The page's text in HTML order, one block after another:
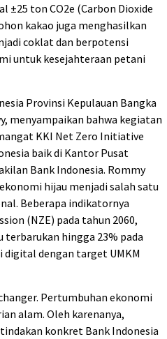
ton CO2e (Carbon Dioxide
kakao juga menghasilkan
coklat dan berpotensi
untuk kesejahteraan petani
Provinsi Kepulauan Bangka
menyampaikan bahwa kegiatan
KKI Net Zero Initiative
baik di Kantor Pusat
Bank Indonesia. Rommy
hijau menjadi salah satu
Beberapa indikatornya
(NZE) pada tahun 2060,
hingga 23% pada
digital dengan target UMKM
Pertumbuhan ekonomi
alam. Oleh karenanya,
konkret Bank Indonesia